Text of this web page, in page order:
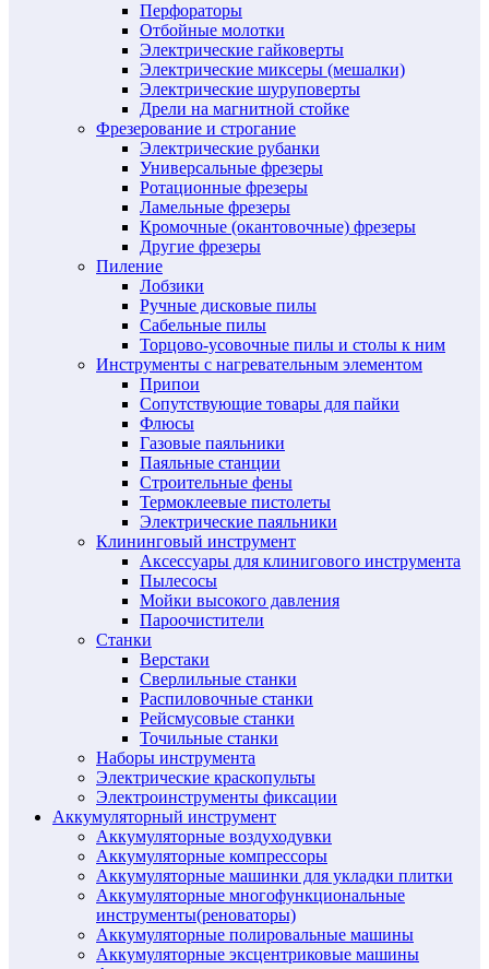
Перфораторы
Отбойные молотки
Электрические гайковерты
Электрические миксеры (мешалки)
Электрические шуруповерты
Дрели на магнитной стойке
Фрезерование и строгание
Электрические рубанки
Универсальные фрезеры
Ротационные фрезеры
Ламельные фрезеры
Кромочные (окантовочные) фрезеры
Другие фрезеры
Пиление
Лобзики
Ручные дисковые пилы
Сабельные пилы
Торцово-усовочные пилы и столы к ним
Инструменты с нагревательным элементом
Припои
Сопутствующие товары для пайки
Флюсы
Газовые паяльники
Паяльные станции
Строительные фены
Термоклеевые пистолеты
Электрические паяльники
Клининговый инструмент
Аксессуары для клинигового инструмента
Пылесосы
Мойки высокого давления
Пароочистители
Станки
Верстаки
Сверлильные станки
Распиловочные станки
Рейсмусовые станки
Точильные станки
Наборы инструмента
Электрические краскопульты
Электроинструменты фиксации
Аккумуляторный инструмент
Аккумуляторные воздуходувки
Аккумуляторные компрессоры
Аккумуляторные машинки для укладки плитки
Аккумуляторные многофункциональные
инструменты(реноваторы)
Аккумуляторные полировальные машины
Аккумуляторные эксцентриковые машины